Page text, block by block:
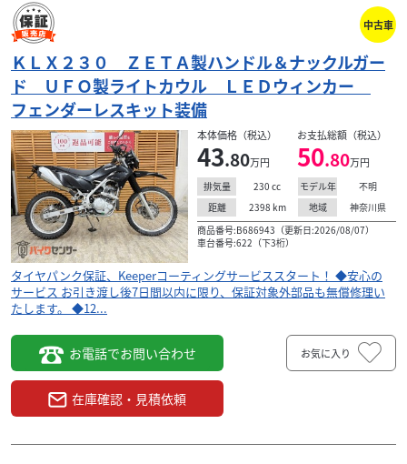
中古車
ＫＬＸ２３０ ＺＥＴＡ製ハンドル＆ナックルガー
ド ＵＦＯ製ライトカウル ＬＥＤウィンカー
フェンダーレスキット装備
本体価格（税込）
43.80万円
お支払総額（税込）
50.80万円
排気量 230 cc モデル年
不明
距離
2398 km 地域
神奈川県
商品番号:B686943（更新日:2026/08/07）
車台番号:622（下3桁）
タイヤパンク保証、Keeperコーティングサービススタート！ ◆安心の
サービス お引き渡し後7日間以内に限り、保証対象外部品も無償修理い
たします。 ◆12...
お電話でお問い合わせ
在庫確認・見積依頼
お気に入り